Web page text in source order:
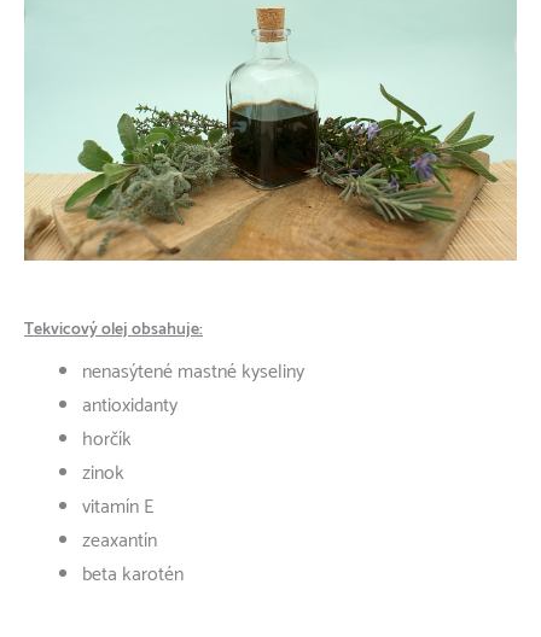
Tekvicový olej obsahuje:
nenasýtené mastné kyseliny
antioxidanty
horčík
zinok
vitamín E
zeaxantín
beta karotén